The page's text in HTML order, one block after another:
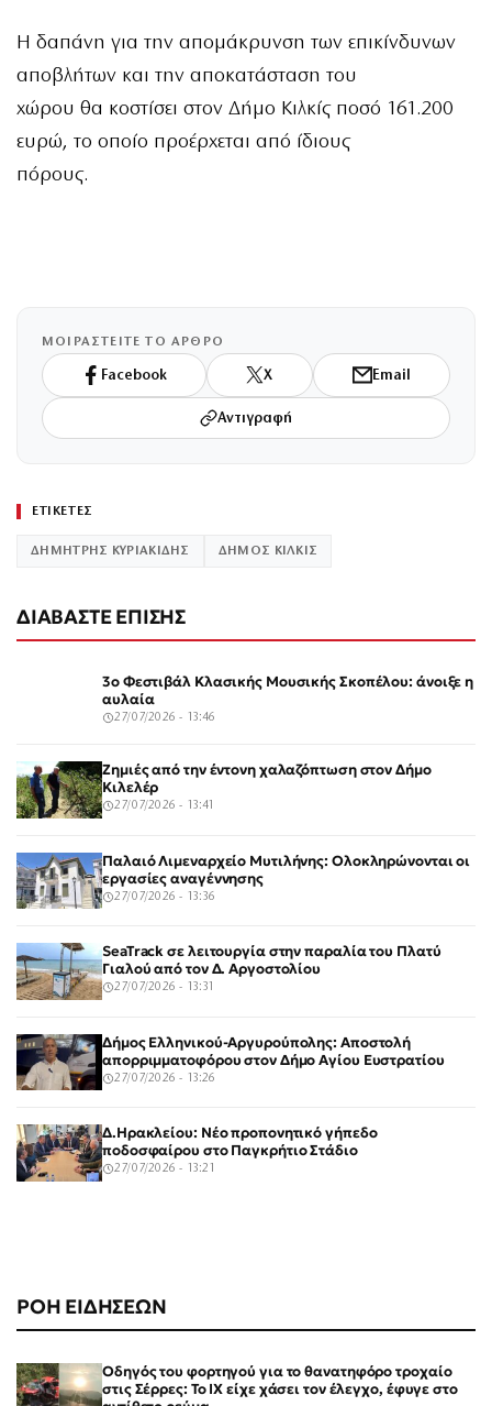
ΡΟΗ ΕΙΔΗΣΕΩΝ
Οδηγός του φορτηγού για το θανατηφόρο τροχαίο
στις Σέρρες: Το ΙΧ είχε χάσει τον έλεγχο, έφυγε στο
H δαπάνη για την απομάκρυνση των επικίνδυνων
αποβλήτων και την αποκατάσταση του
χώρου θα κοστίσει στον Δήμο Κιλκίς ποσό 161.200
ευρώ, το οποίο προέρχεται από ίδιους
πόρους.
ΜΟΙΡΑΣΤΕΙΤΕ ΤΟ ΑΡΘΡΟ
Facebook X Email
Αντιγραφή
ΕΤΙΚΕΤΕΣ
ΔΗΜΗΤΡΗΣ ΚΥΡΙΑΚΙΔΗΣ ΔΗΜΟΣ ΚΙΛΚΙΣ
ΔΙΑΒΑΣΤΕ ΕΠΙΣΗΣ
3ο Φεστιβάλ Κλασικής Μουσικής Σκοπέλου: άνοιξε η
αυλαία
27/07/2026 - 13:46
Ζημιές από την έντονη χαλαζόπτωση στον Δήμο
Κιλελέρ
27/07/2026 - 13:41
Παλαιό Λιμεναρχείο Μυτιλήνης: Ολοκληρώνονται οι
εργασίες αναγέννησης
27/07/2026 - 13:36
SeaTrack σε λειτουργία στην παραλία του Πλατύ
Γιαλού από τον Δ. Αργοστολίου
27/07/2026 - 13:31
Δήμος Ελληνικού-Αργυρούπολης: Αποστολή
απορριμματοφόρου στον Δήμο Αγίου Ευστρατίου
27/07/2026 - 13:26
Δ.Ηρακλείου: Νέο προπονητικό γήπεδο
ποδοσφαίρου στο Παγκρήτιο Στάδιο
27/07/2026 - 13:21